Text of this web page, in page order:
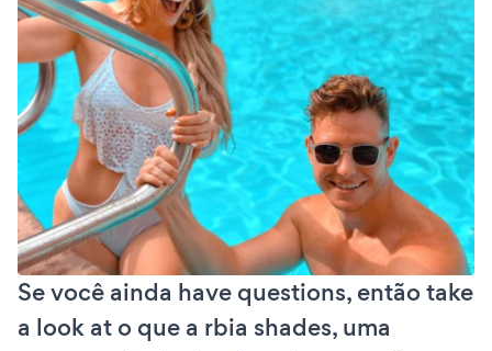
Se você ainda have questions, então take
a look at o que a rbia shades, uma